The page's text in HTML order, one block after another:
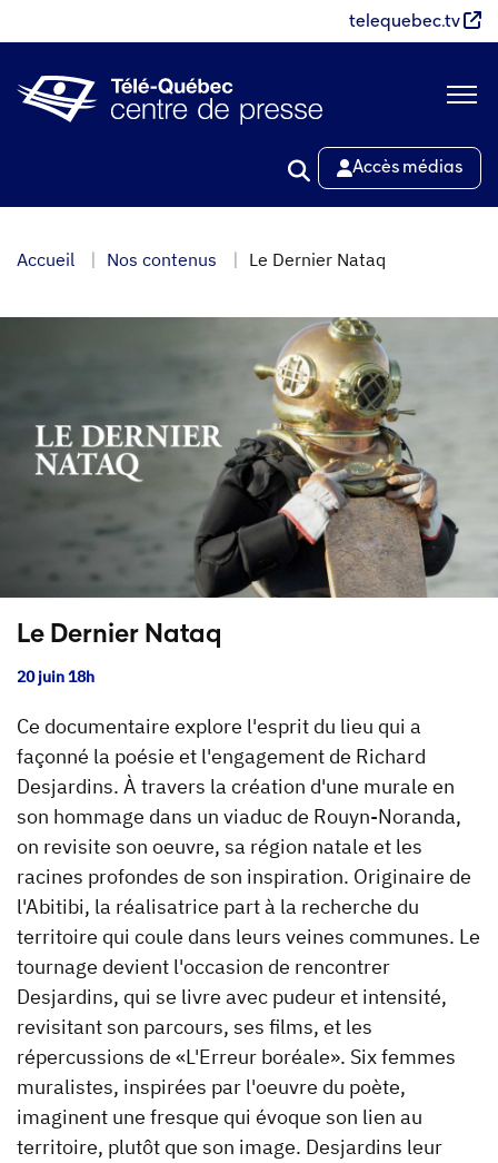
au
principal
telequebec.tv
Accès médias
Accueil Nos contenus Le Dernier Nataq
Le Dernier Nataq
20 juin 18h
Ce documentaire explore l'esprit du lieu qui a
façonné la poésie et l'engagement de Richard
Desjardins. À travers la création d'une murale en
son hommage dans un viaduc de Rouyn-Noranda,
on revisite son oeuvre, sa région natale et les
racines profondes de son inspiration. Originaire de
l'Abitibi, la réalisatrice part à la recherche du
territoire qui coule dans leurs veines communes. Le
tournage devient l'occasion de rencontrer
Desjardins, qui se livre avec pudeur et intensité,
revisitant son parcours, ses films, et les
répercussions de «L'Erreur boréale». Six femmes
muralistes, inspirées par l'oeuvre du poète,
imaginent une fresque qui évoque son lien au
territoire, plutôt que son image. Desjardins leur